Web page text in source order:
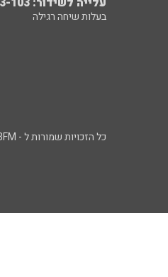
בעלות שיחה רגילה
כל הזכויות שמורות ל - 103FM